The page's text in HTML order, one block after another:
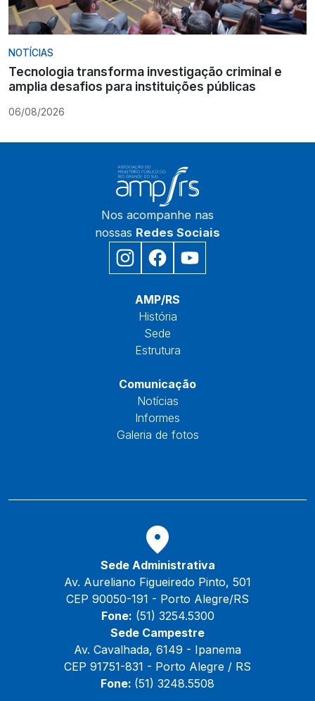
NOTÍCIAS
Tecnologia transforma investigação criminal e
amplia desafios para instituições públicas
06/08/2026
Nos acompanhe nas
nossas Redes Sociais
AMP/RS
História
Sede
Estrutura
Comunicação
Notícias
Informes
Galeria de fotos
Sede Administrativa
Av. Aureliano Figueiredo Pinto, 501
CEP 90050-191 - Porto Alegre/RS
Fone: (51) 3254.5300
Sede Campestre
Av. Cavalhada, 6149 - Ipanema
CEP 91751-831 - Porto Alegre / RS
Fone: (51) 3248.5508